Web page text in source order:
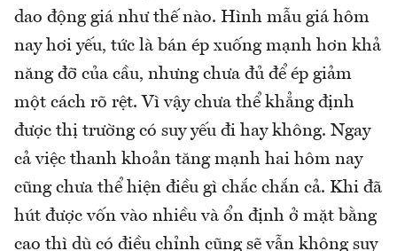
dao động giá như thế nào. Hình mẫu giá hôm
nay hơi yếu, tức là bán ép xuống mạnh hơn khả
năng đỡ của cầu, nhưng chưa đủ để ép giảm
một cách rõ rệt. Vì vậy chưa thể khẳng định
được thị trường có suy yếu đi hay không. Ngay
cả việc thanh khoản tăng mạnh hai hôm nay
cũng chưa thể hiện điều gì chắc chắn cả. Khi đã
hút được vốn vào nhiều và ổn định ở mặt bằng
cao thì dù có điều chỉnh cũng sẽ vẫn không suy